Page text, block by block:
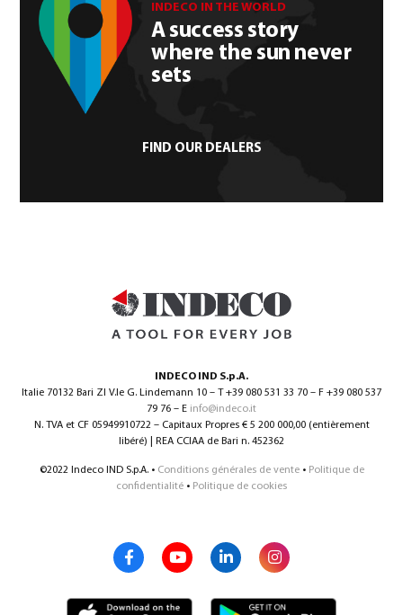
INDECO IN THE WORLD
A success story
where the sun never
sets
FIND OUR DEALERS
INDECO IND S.p.A.
Italie 70132 Bari ZI V.le G. Lindemann 10 – T +39 080 531 33 70 – F +39 080 537
79 76 – E info@indeco.it
N. TVA et CF 05949910722 – Capitaux Propres € 5 200 000,00 (entièrement
libéré) | REA CCIAA de Bari n. 452362
©2022 Indeco IND S.p.A. • Conditions générales de vente• Politique de
confidentialité • Politique de cookies